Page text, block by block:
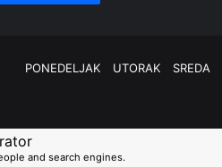
PONEDELJAK UTORAK SREDA
and search engines.